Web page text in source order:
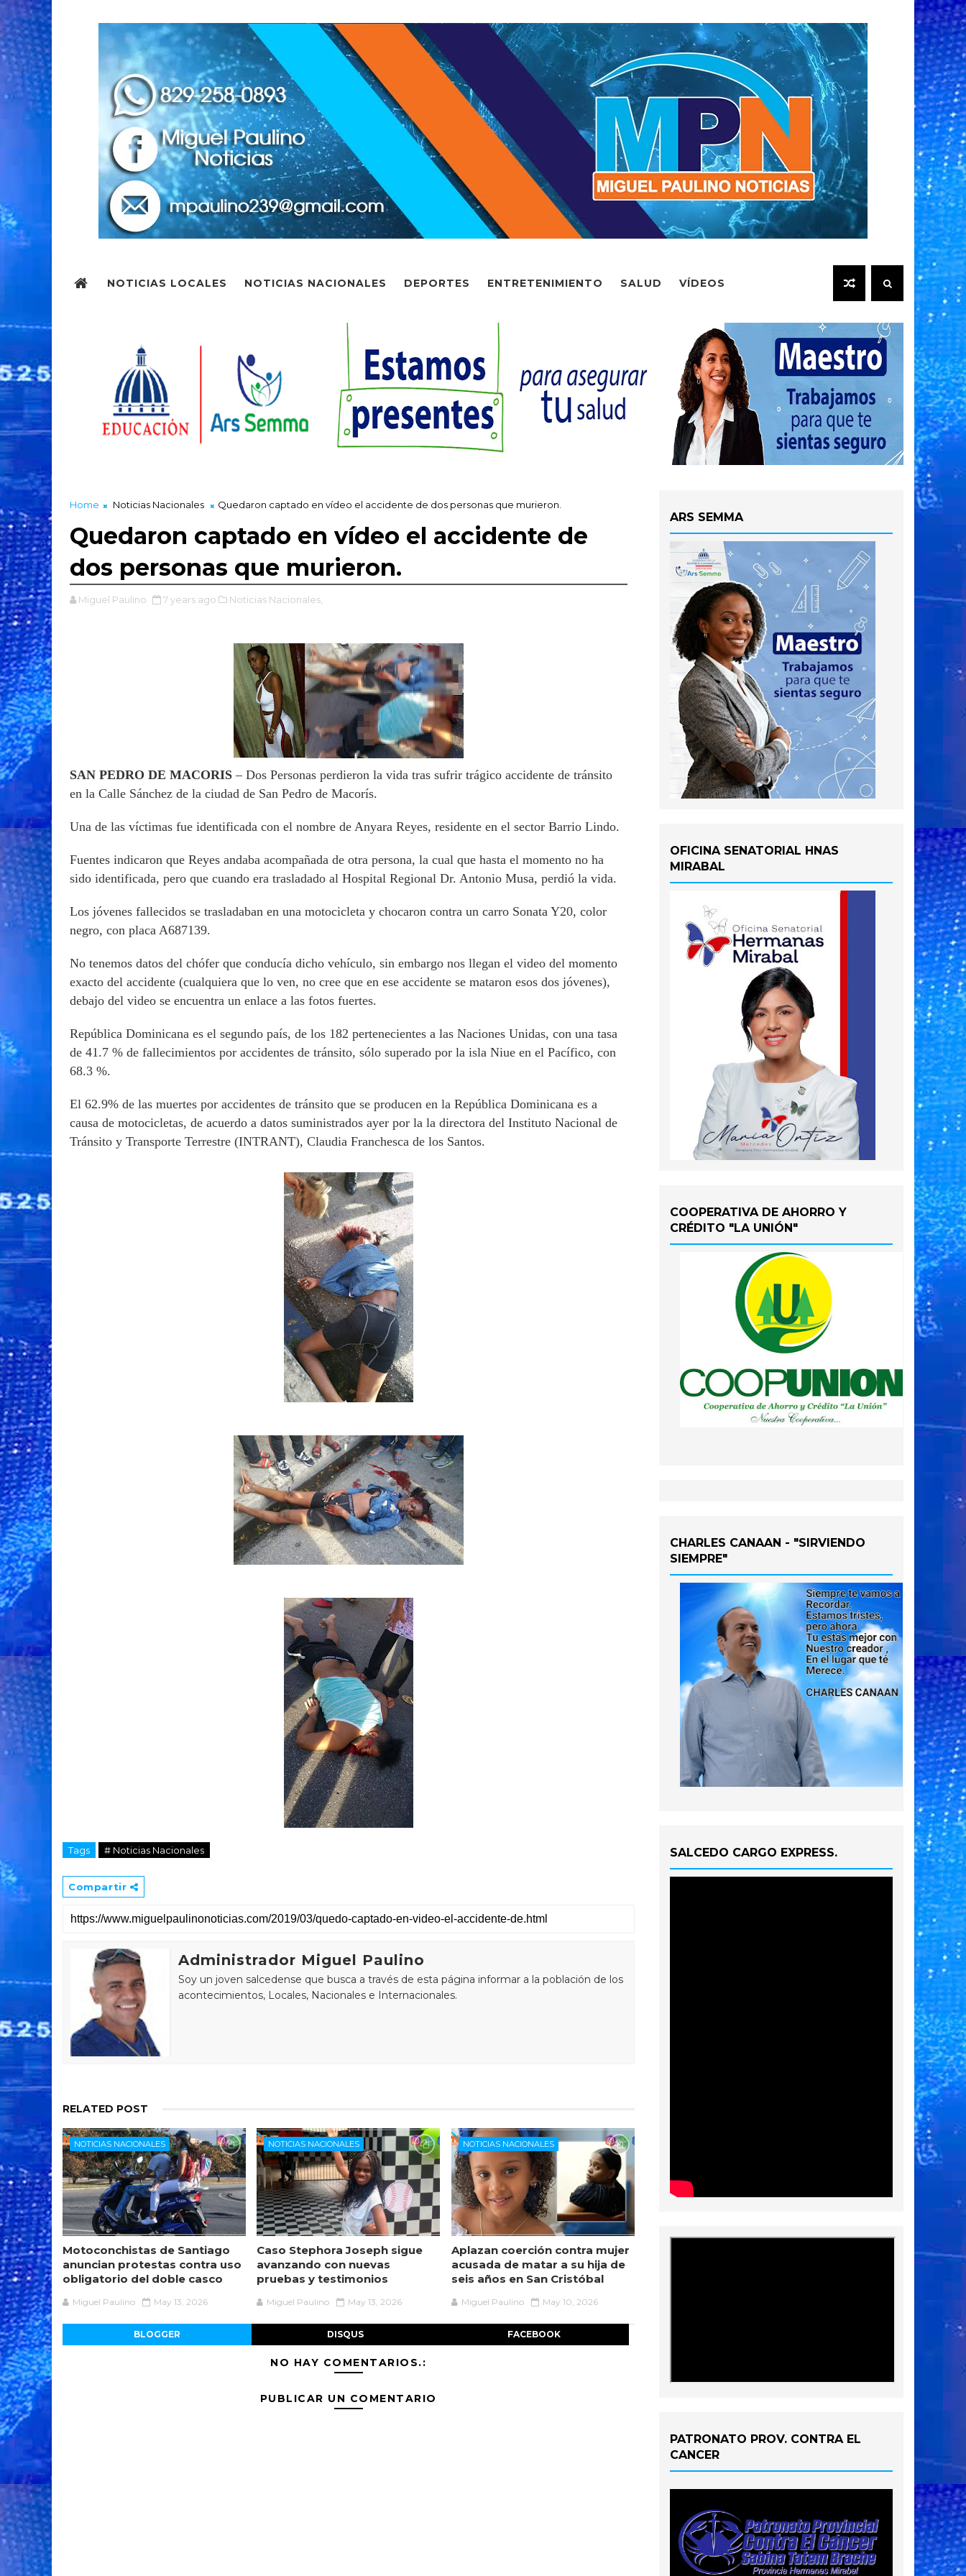
NOTICIAS LOCALES NOTICIAS NACIONALES DEPORTES ENTRETENIMIENTO SALUD VÍDEOS
Home Noticias Nacionales Quedaron captado en vídeo el accidente de dos personas que murieron.
Quedaron captado en vídeo el accidente de
dos personas que murieron.
Miguel Paulino 7 years ago Noticias Nacionales,
SAN PEDRO DE MACORIS – Dos Personas perdieron la vida tras sufrir trágico accidente de tránsito
en la Calle Sánchez de la ciudad de San Pedro de Macorís.
Una de las víctimas fue identificada con el nombre de Anyara Reyes, residente en el sector Barrio Lindo.
Fuentes indicaron que Reyes andaba acompañada de otra persona, la cual que hasta el momento no ha
sido identificada, pero que cuando era trasladado al Hospital Regional Dr. Antonio Musa, perdió la vida.
Los jóvenes fallecidos se trasladaban en una motocicleta y chocaron contra un carro Sonata Y20, color
negro, con placa A687139.
No tenemos datos del chófer que conducía dicho vehículo, sin embargo nos llegan el video del momento
exacto del accidente (cualquiera que lo ven, no cree que en ese accidente se mataron esos dos jóvenes),
debajo del video se encuentra un enlace a las fotos fuertes.
República Dominicana es el segundo país, de los 182 pertenecientes a las Naciones Unidas, con una tasa
de 41.7 % de fallecimientos por accidentes de tránsito, sólo superado por la isla Niue en el Pacífico, con
68.3 %.
El 62.9% de las muertes por accidentes de tránsito que se producen en la República Dominicana es a
causa de motocicletas, de acuerdo a datos suministrados ayer por la la directora del Instituto Nacional de
Tránsito y Transporte Terrestre (INTRANT), Claudia Franchesca de los Santos.
Tags # Noticias Nacionales
Compartir
Administrador Miguel Paulino
Soy un joven salcedense que busca a través de esta página informar a la población de los
acontecimientos, Locales, Nacionales e Internacionales.
RELATED POST
NOTICIAS NACIONALES
Motoconchistas de Santiago
anuncian protestas contra uso
obligatorio del doble casco
Miguel Paulino May 13, 2026
NOTICIAS NACIONALES
Caso Stephora Joseph sigue
avanzando con nuevas
pruebas y testimonios
Miguel Paulino May 13, 2026
NOTICIAS NACIONALES
Aplazan coerción contra mujer
acusada de matar a su hija de
seis años en San Cristóbal
Miguel Paulino May 10, 2026
BLOGGER DISQUS FACEBOOK
NO HAY COMENTARIOS.:
PUBLICAR UN COMENTARIO
ARS SEMMA
OFICINA SENATORIAL HNAS
MIRABAL
COOPERATIVA DE AHORRO Y
CRÉDITO "LA UNIÓN"
CHARLES CANAAN - "SIRVIENDO
SIEMPRE"
SALCEDO CARGO EXPRESS.
PATRONATO PROV. CONTRA EL
CANCER